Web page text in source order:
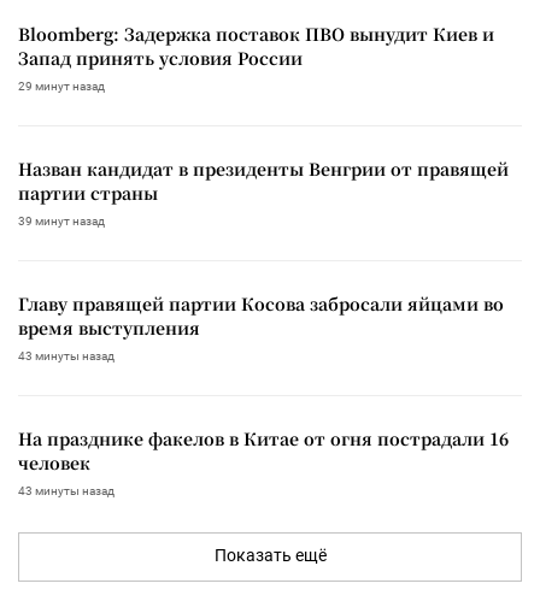
Bloomberg: Задержка поставок ПВО вынудит Киев и
Запад принять условия России
29 минут назад
Назван кандидат в президенты Венгрии от правящей
партии страны
39 минут назад
Главу правящей партии Косова забросали яйцами во
время выступления
43 минуты назад
На празднике факелов в Китае от огня пострадали 16
человек
43 минуты назад
Показать ещё